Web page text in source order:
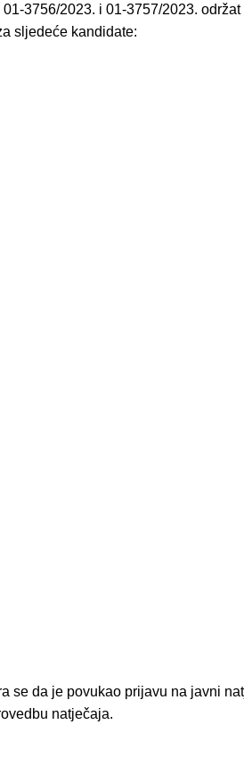
3756/2023. i 01-3757/2023.
sljedeće kandidate:
se da je povukao prijavu na javni
natječaja.